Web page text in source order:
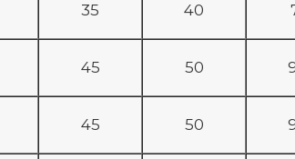
35 40
45 50
45 50